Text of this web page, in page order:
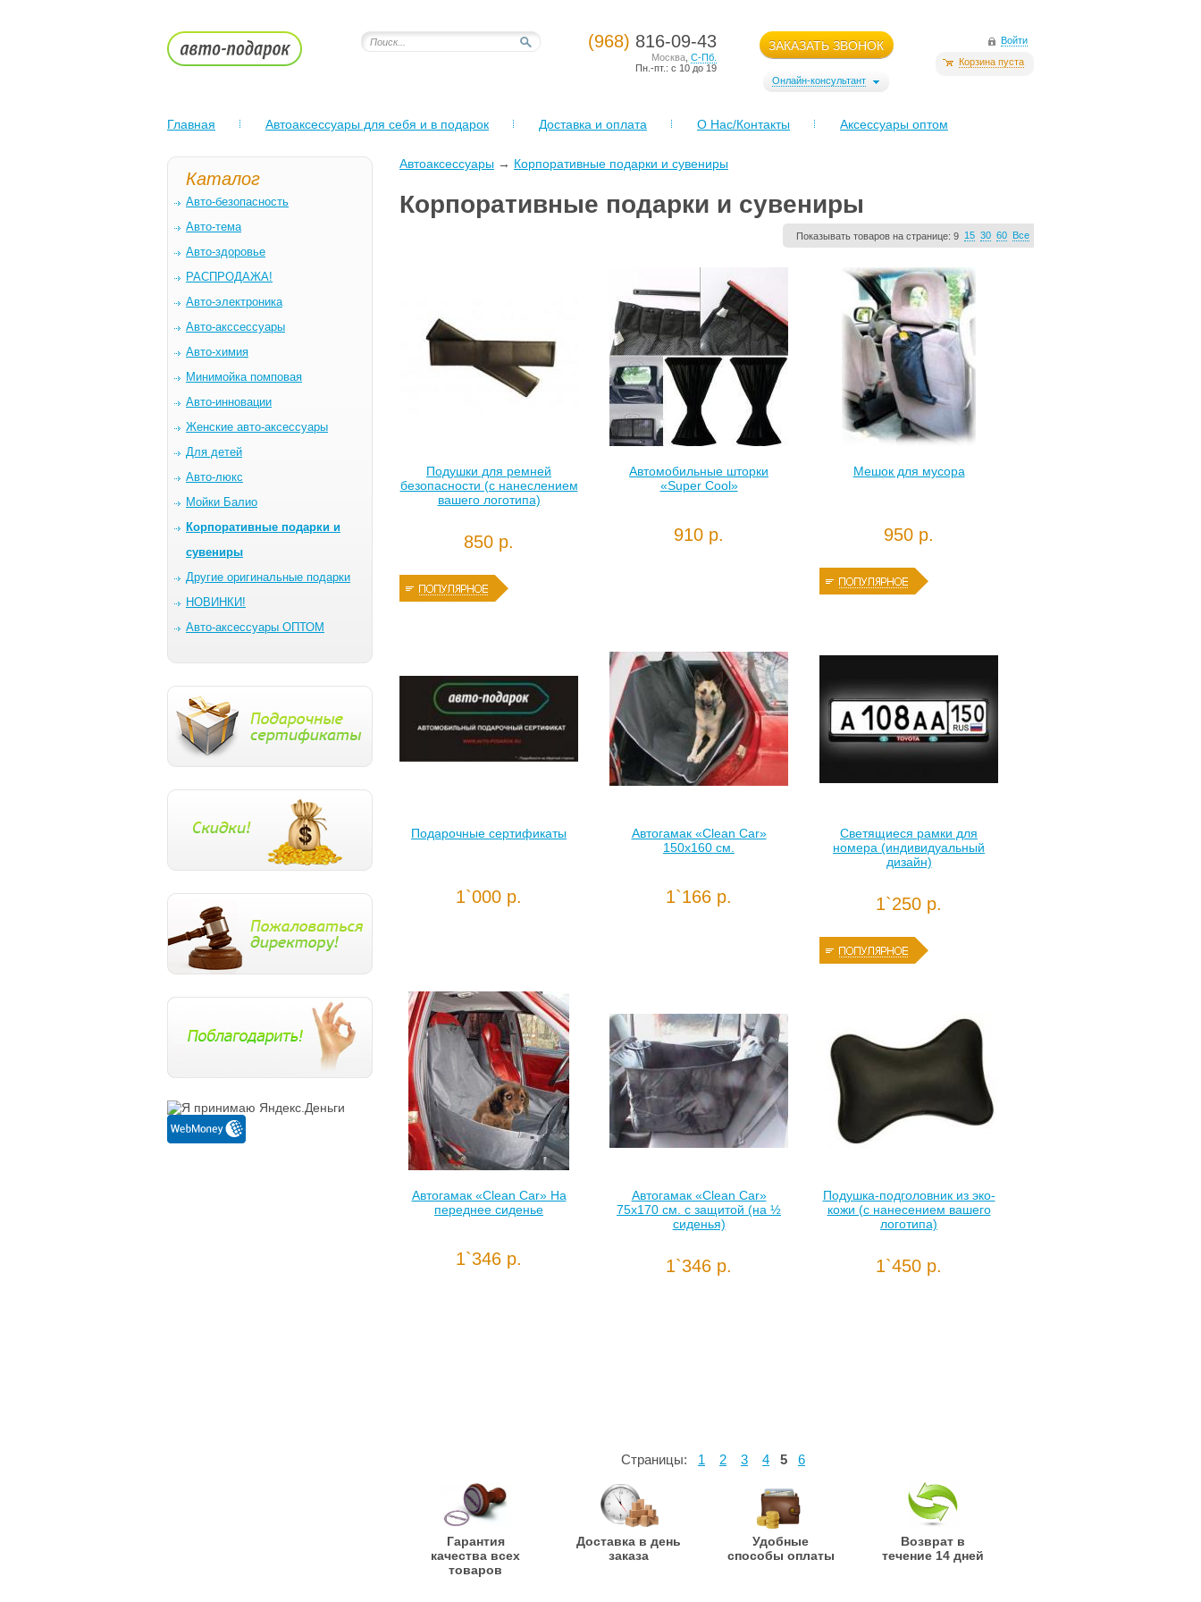
(968) 816-09-43
Москва С-Пб.
Пн.-пт.: с 10 до 19
ЗАКАЗАТЬ ЗВОНОК
Онлайн-консультант
Войти
Корзина пуста
Главная Автоаксессуары для себя и в подарок Доставка и оплата О Нас/Контакты Аксессуары оптом
Каталог
Авто-безопасность
Авто-тема
Авто-здоровье
РАСПРОДАЖА!
Авто-электроника
Авто-акссессуары
Авто-химия
Минимойка помповая
Авто-инновации
Женские авто-аксессуары
Для детей
Авто-люкс
Мойки Балио
Корпоративные подарки и
сувениры
Другие оригинальные подарки
НОВИНКИ!
Авто-аксессуары ОПТОМ
Автоаксессуары → Корпоративные подарки и сувениры
Корпоративные подарки и сувениры
Показывать товаров на странице: 9 15 30 60 Все
Подушки для ремней
безопасности (с нанеслением
вашего логотипа)
850 р.
Автомобильные шторки
«Super Cool»
910 р.
Мешок для мусора
950 р.
Подарочные сертификаты
1`000 р.
Автогамак «Clean Car»
150х160 см.
1`166 р.
Светящиеся рамки для
номера (индивидуальный
дизайн)
1`250 р.
Автогамак «Clean Car» На
переднее сиденье
1`346 р.
Автогамак «Clean Car»
75х170 см. с защитой (на ½
сиденья)
1`346 р.
Подушка-подголовник из эко-
кожи (с нанесением вашего
логотипа)
1`450 р.
Страницы: 1 2 3 4 5 6
Гарантия
качества всех
товаров
Доставка в день
заказа
Удобные
способы оплаты
Возврат в
течение 14 дней